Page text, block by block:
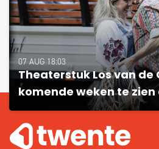
07 AUG 18:03
Theaterstuk Los van de
komende weken te zien